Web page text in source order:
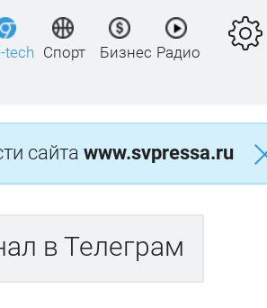
Спорт Бизнес Радио
сайта www.svpressa.ru
в Телеграм